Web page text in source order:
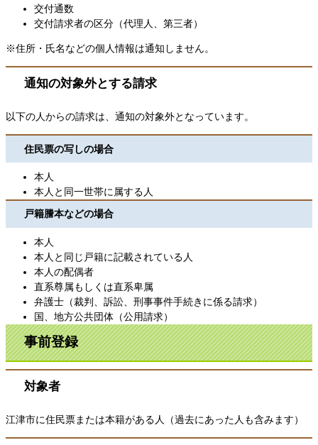
交付通数
交付請求者の区分（代理人、第三者）
※住所・氏名などの個人情報は通知しません。
通知の対象外とする請求
以下の人からの請求は、通知の対象外となっています。
住民票の写しの場合
本人
本人と同一世帯に属する人
戸籍謄本などの場合
本人
本人と同じ戸籍に記載されている人
本人の配偶者
直系尊属もしくは直系卑属
弁護士（裁判、訴訟、刑事事件手続きに係る請求）
国、地方公共団体（公用請求）
事前登録
対象者
江津市に住民票または本籍がある人（過去にあった人も含みます）